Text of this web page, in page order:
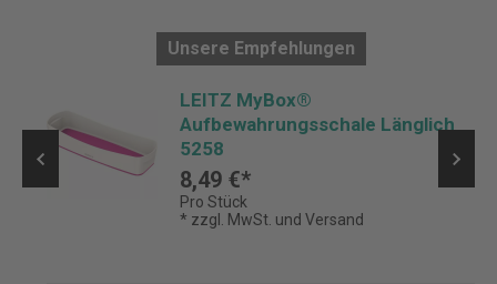
Unsere Empfehlungen
LEITZ MyBox®
Aufbewahrungsschale Länglich
5258
8,49 €*
Pro Stück
* zzgl. MwSt. und Versand